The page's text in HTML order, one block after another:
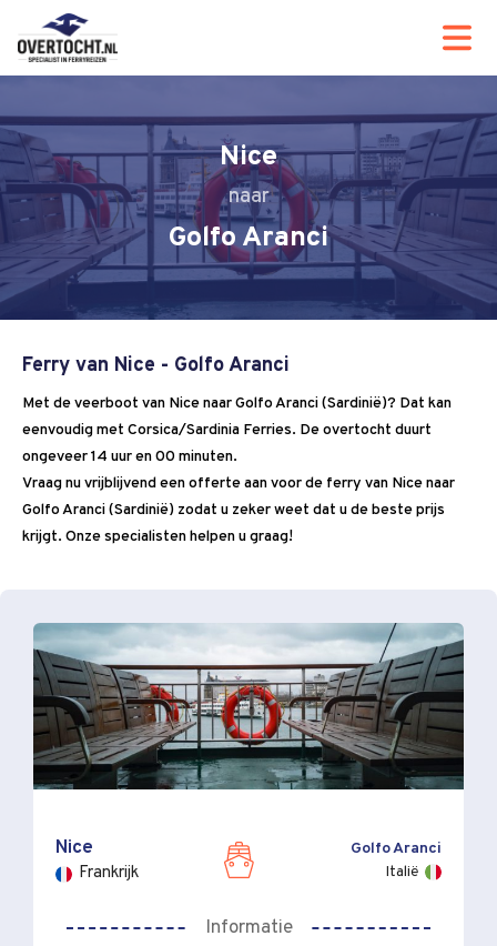
Nice
Golfo Aranci
Nice
Frankrijk
Golfo Aranci
Italië
Informatie
Ferry van Nice - Golfo Aranci
Met de veerboot van Nice naar Golfo Aranci (Sardinië)? Dat kan
eenvoudig met Corsica/Sardinia Ferries. De overtocht duurt
ongeveer 14 uur en 00 minuten.
Vraag nu vrijblijvend een offerte aan voor de ferry van Nice naar
Golfo Aranci (Sardinië) zodat u zeker weet dat u de beste prijs
krijgt. Onze specialisten helpen u graag!